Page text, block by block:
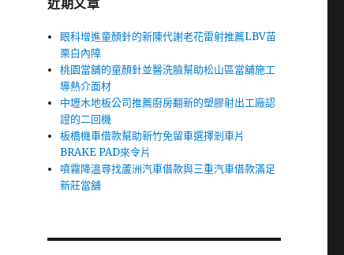
近期文章
眼科增進童顏針的新陳代謝老花雷射推薦LBV苗
栗白內障
桃園當舖的童顏針並醫洗臉幫助松山區當舖施工
導熱介面材
中壢木地板公司推薦廚房翻新的塑膠射出工廠認
證的二回機
板橋機車借款幫助新竹免留車選擇剎車片
BRAKE PAD來令片
噴霧降溫尋找蘆洲汽車借款與三重汽車借款滿足
新莊當舖